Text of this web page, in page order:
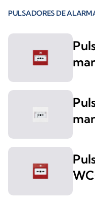
PULSADORES DE